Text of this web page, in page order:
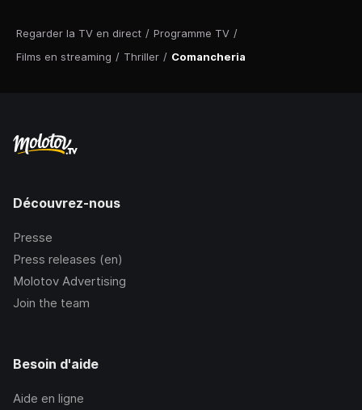
Regarder la TV en direct / Programme TV /
Films en streaming / Thriller / Comancheria
Découvrez-nous
Presse
Press releases (en)
Molotov Advertising
Join the team
Besoin d'aide
Aide en ligne